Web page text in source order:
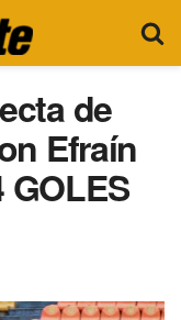
de
Efraín
GOLES